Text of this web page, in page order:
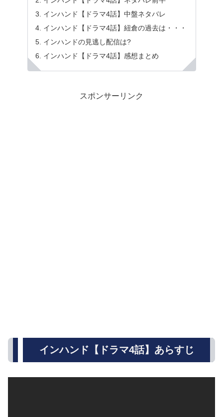
インハンド【ドラマ4話】中盤ネタバレ
インハンド【ドラマ4話】紐倉の過去は・・・
インハンドの見逃し配信は?
インハンド【ドラマ4話】感想まとめ
スポンサーリンク
インハンド【ドラマ4話】あらすじ